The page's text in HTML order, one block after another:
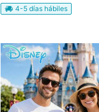
4-5 días hábiles